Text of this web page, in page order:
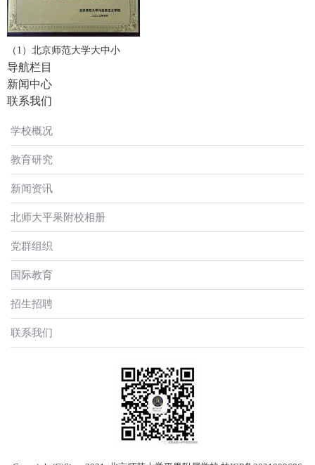
（1）北京师范大学大中小
导航栏目
新闻中心
联系我们
学校概况
教育研究
新闻资讯
北师大平果附校相册
党群组织
国际教育
招生招聘
联系我们